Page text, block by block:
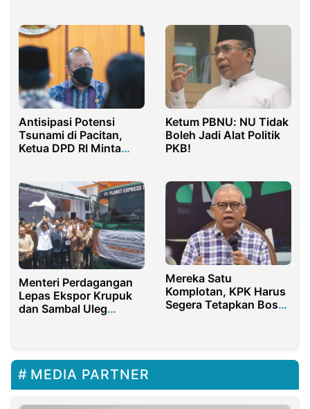
Antisipasi Potensi
Tsunami di Pacitan,
Ketua DPD RI Minta
Ketum PBNU: NU Tidak
Boleh Jadi Alat Politik
PKB!
Menteri Perdagangan
Lepas Ekspor Krupuk
dan Sambal Uleg
Mereka Satu
Komplotan, KPK Harus
Segera Tetapkan Bos
MEDIA PARTNER